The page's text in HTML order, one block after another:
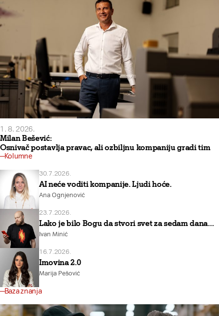
1. 8. 2026.
Milan Bešević:
Osnivač postavlja pravac, ali ozbiljnu kompaniju gradi tim
Kolumne
30.7.2026.
AI neće voditi kompanije. Ljudi hoće.
Ana Ognjenović
23.7.2026.
Lako je bilo Bogu da stvori svet za sedam dana…
Ivan Minić
16.7.2026.
Imovina 2.0
Marija Pešović
Baza znanja